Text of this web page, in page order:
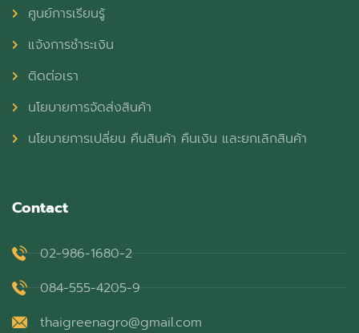
ศูนย์การเรียนรู้
แจ้งการชำระเงิน
ติดต่อเรา
นโยบายการจัดส่งสินค้า
นโยบายการเปลี่ยน คืนสินค้า คืนเงิน และยกเลิกสินค้า
Contact
02-986-1680-2
084-555-4205-9
thaigreenagro@gmail.com